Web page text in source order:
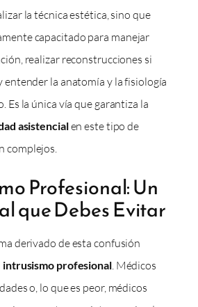
la técnica estética, sino que
capacitado para manejar
realizar reconstrucciones si
entender la anatomía y la fisiología
Es la única vía que garantiza la
asistencialen este tipo de
complejos.
Profesional: Un
que Debes Evitar
derivado de esta confusión
intrusismo profesional. Médicos
o, lo que es peor, médicos